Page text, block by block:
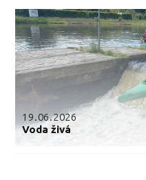
19.06.2026
Voda živá